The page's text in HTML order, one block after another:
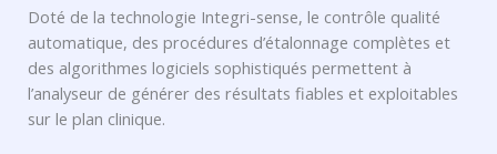
Doté de la technologie Integri-sense, le contrôle qualité
automatique, des procédures d’étalonnage complètes et
des algorithmes logiciels sophistiqués permettent à
l’analyseur de générer des résultats fiables et exploitables
sur le plan clinique.